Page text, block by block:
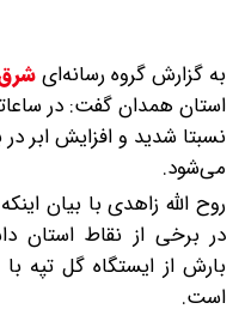
به گزارش گروه رسانه‌ای
استان همدان گفت: در
نسبتا شدید و افزایش ابر
می‌شود.
روح الله زاهدی با بیان
در برخی از نقاط استان
بارش از ایستگاه گل تپه
است.